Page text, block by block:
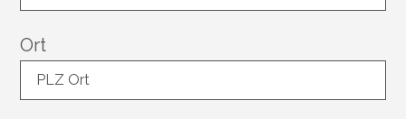
Ort
PLZ Ort